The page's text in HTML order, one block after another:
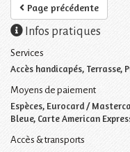
Page précédente
Infos pratiques
Services
Accès handicapés,
Moyens de paiement
Espèces, Eurocard /
Bleue, Carte American
Accès & transports